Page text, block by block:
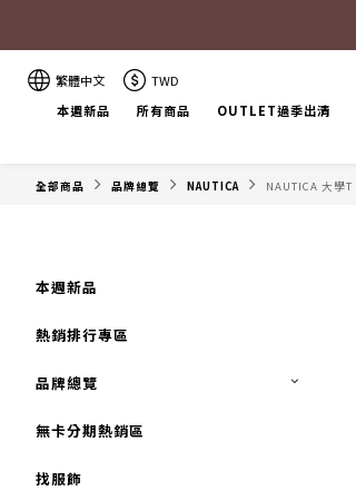
繁體中文 TWD
本週新品
所有商品 OUTLET過季出清
全部商品 品牌總覽 NAUTICA NAUTICA 大學T
本週新品
熱銷排行專區
品牌總覽
無卡分期熱銷區
找服飾